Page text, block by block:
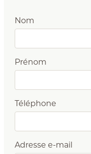
Nom
Prénom
Téléphone
Adresse e-mail